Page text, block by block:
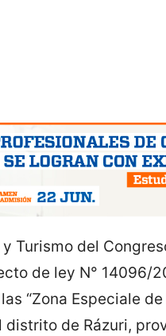
Turismo del
de ley N° 14096/
“Zona Especiale
distrito de Rázuri,